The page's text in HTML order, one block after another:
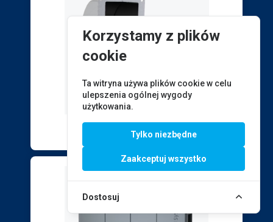
EX Wentylatory promieniowe
Korzystamy z plików
cookie
Ta witryna używa plików cookie w celu
ulepszenia ogólnej wygody
użytkowania.
Tylko niezbędne
Zaakceptuj wszystko
Dostosuj